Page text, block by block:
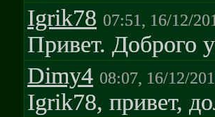
Igrik78 07:51, 16/12/
Привет. Доброго
Dimy4 08:07, 16/12/
Igrik78, привет,